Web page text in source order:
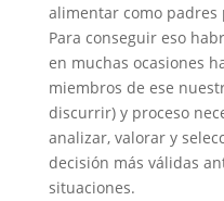
alimentar como padres
Para conseguir eso
en muchas ocasiones
miembros de ese
discurrir) y proceso
analizar, valorar y
decisión más válidas
situaciones.